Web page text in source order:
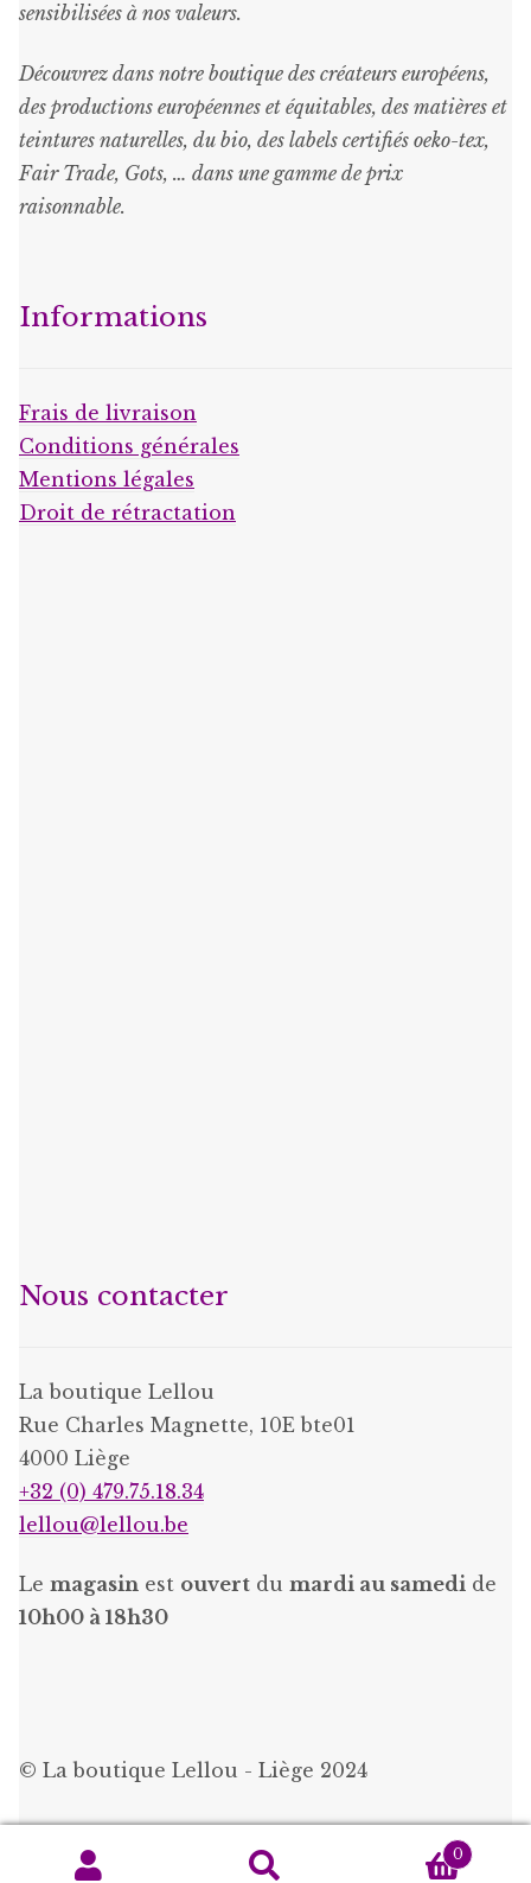
sensibilisées à nos valeurs.
Découvrez dans notre boutique des créateurs européens,
des productions européennes et équitables, des matières et
teintures naturelles, du bio, des labels certifiés oeko-tex,
Fair Trade, Gots, … dans une gamme de prix
raisonnable.
Informations
Frais de livraison
Conditions générales
Mentions légales
Droit de rétractation
Nous contacter
La boutique Lellou
Rue Charles Magnette, 10E bte01
4000 Liège
+32 (0) 479.75.18.34
lellou@lellou.be
Le magasin est ouvert du mardi au samedi de
10h00 à 18h30
© La boutique Lellou - Liège 2024
0